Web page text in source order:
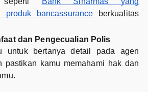
produk bancassurance berkualitas
dan Pengecualian Polis
untuk bertanya detail pada agen
pastikan kamu memahami hak dan